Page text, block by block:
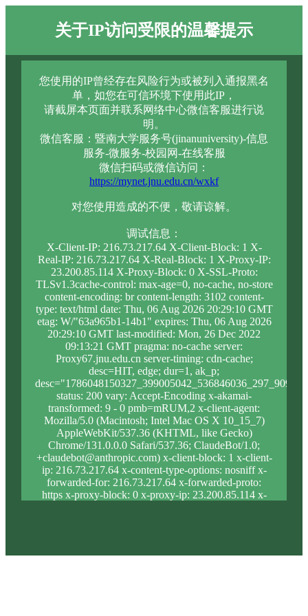
关于IP访问受限的温馨提示
您使用的IP曾经存在风险行为或被列入通报黑名
单，如您在可信环境下使用此IP，
请截屏本页面并联系网络中心微信客服进行说
明。
微信客服：暨南大学服务号(jinanuniversity)-信息
服务-微服务-校园网-在线客服
微信扫码或微信访问：
https://mynet.jnu.edu.cn/wxkf
对您使用造成的不便，敬请谅解。
调试信息：
X-Client-IP: 216.73.217.64 X-Client-Block: 1 X-
Real-IP: 216.73.217.64 X-Real-Block: 1 X-Proxy-IP:
23.200.85.114 X-Proxy-Block: 0 X-SSL-Proto:
TLSv1.3cache-control: max-age=0, no-cache, no-store
content-encoding: br content-length: 3102 content-
type: text/html date: Thu, 06 Aug 2026 20:29:10 GMT
etag: W/"63a965b1-14b1" expires: Thu, 06 Aug 2026
20:29:10 GMT last-modified: Mon, 26 Dec 2022
09:13:21 GMT pragma: no-cache server:
Proxy67.jnu.edu.cn server-timing: cdn-cache;
desc=HIT, edge; dur=1, ak_p;
status: 200 vary: Accept-Encoding x-akamai-
transformed: 9 - 0 pmb=mRUM,2 x-client-agent:
Mozilla/5.0 (Macintosh; Intel Mac OS X 10_15_7)
AppleWebKit/537.36 (KHTML, like Gecko)
Chrome/131.0.0.0 Safari/537.36; ClaudeBot/1.0;
+claudebot@anthropic.com) x-client-block: 1 x-client-
ip: 216.73.217.64 x-content-type-options: nosniff x-
forwarded-for: 216.73.217.64 x-forwarded-proto:
https x-proxy-block: 0 x-proxy-ip: 23.200.85.114 x-